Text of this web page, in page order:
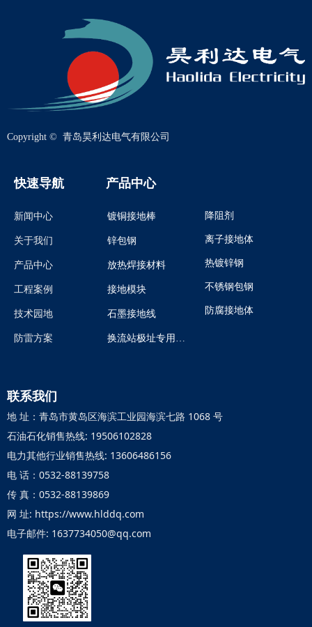
联系我们
地 址：青岛市黄岛区海滨工业园海滨七路 1068 号
石油石化销售热线: 19506102828
电力其他行业销售热线: 13606486156
电 话：0532-88139758
传 真：0532-88139869
网 址: https://www.hlddq.com
电子邮件: 1637734050@qq.com
快速导航
新闻中心
关于我们
产品中心
工程案例
技术园地
防雷方案
产品中心
镀铜接地棒
锌包钢
放热焊接材料
接地模块
石墨接地线
换流站极址专用煅烧石油焦炭
降阻剂
离子接地体
热镀锌钢
不锈钢包钢
防腐接地体
Copyright © 青岛昊利达电气有限公司